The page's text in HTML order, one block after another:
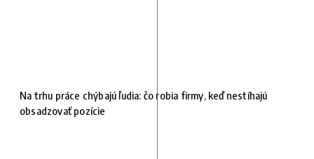
Na trhu práce chýbajú ľudia: čo robia firmy, keď nestíhajú
obsadzovať pozície